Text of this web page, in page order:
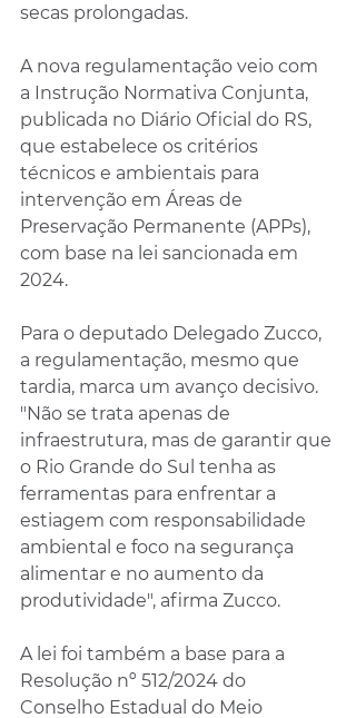
secas prolongadas.
A nova regulamentação veio com
a Instrução Normativa Conjunta,
publicada no Diário Oficial do RS,
que estabelece os critérios
técnicos e ambientais para
intervenção em Áreas de
Preservação Permanente (APPs),
com base na lei sancionada em
2024.
Para o deputado Delegado Zucco,
a regulamentação, mesmo que
tardia, marca um avanço decisivo.
"Não se trata apenas de
infraestrutura, mas de garantir que
o Rio Grande do Sul tenha as
ferramentas para enfrentar a
estiagem com responsabilidade
ambiental e foco na segurança
alimentar e no aumento da
produtividade", afirma Zucco.
A lei foi também a base para a
Resolução nº 512/2024 do
Conselho Estadual do Meio